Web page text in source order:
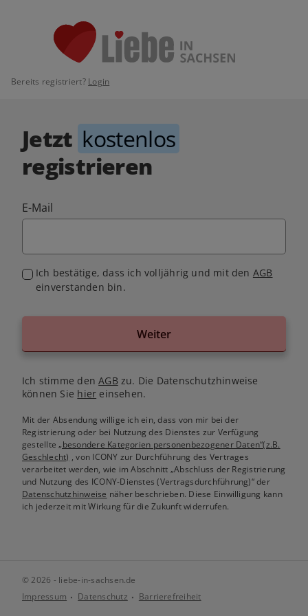
Bereits registriert? Login
Jetzt kostenlos
registrieren
E-Mail
Ich bestätige, dass ich volljährig und mit den AGB
einverstanden bin.
Weiter
Ich stimme denAGB zu. Die Datenschutzhinweise
können Sie hier einsehen.
Mit der Absendung willige ich ein, dass von mir bei der
Registrierung oder bei Nutzung des Dienstes zur Verfügung
gestellte„besondere Kategorien personenbezogener Daten“(z.B.
Geschlecht) , von ICONY zur Durchführung des Vertrages
verarbeitet werden, wie im Abschnitt „Abschluss der Registrierung
und Nutzung des ICONY-Dienstes (Vertragsdurchführung)“ der
Datenschutzhinweise näher beschrieben. Diese Einwilligung kann
ich jederzeit mit Wirkung für die Zukunft widerrufen.
© 2026 - liebe-in-sachsen.de
Impressum
Datenschutz Barrierefreiheit